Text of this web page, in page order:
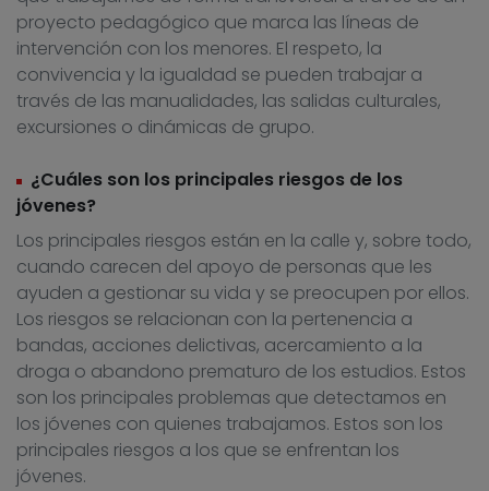
proyecto pedagógico que marca las líneas de
intervención con los menores. El respeto, la
convivencia y la igualdad se pueden trabajar a
través de las manualidades, las salidas culturales,
excursiones o dinámicas de grupo.
¿Cuáles son los principales riesgos de los
jóvenes?
Los principales riesgos están en la calle y, sobre todo,
cuando carecen del apoyo de personas que les
ayuden a gestionar su vida y se preocupen por ellos.
Los riesgos se relacionan con la pertenencia a
bandas, acciones delictivas, acercamiento a la
droga o abandono prematuro de los estudios. Estos
son los principales problemas que detectamos en
los jóvenes con quienes trabajamos. Estos son los
principales riesgos a los que se enfrentan los
jóvenes.